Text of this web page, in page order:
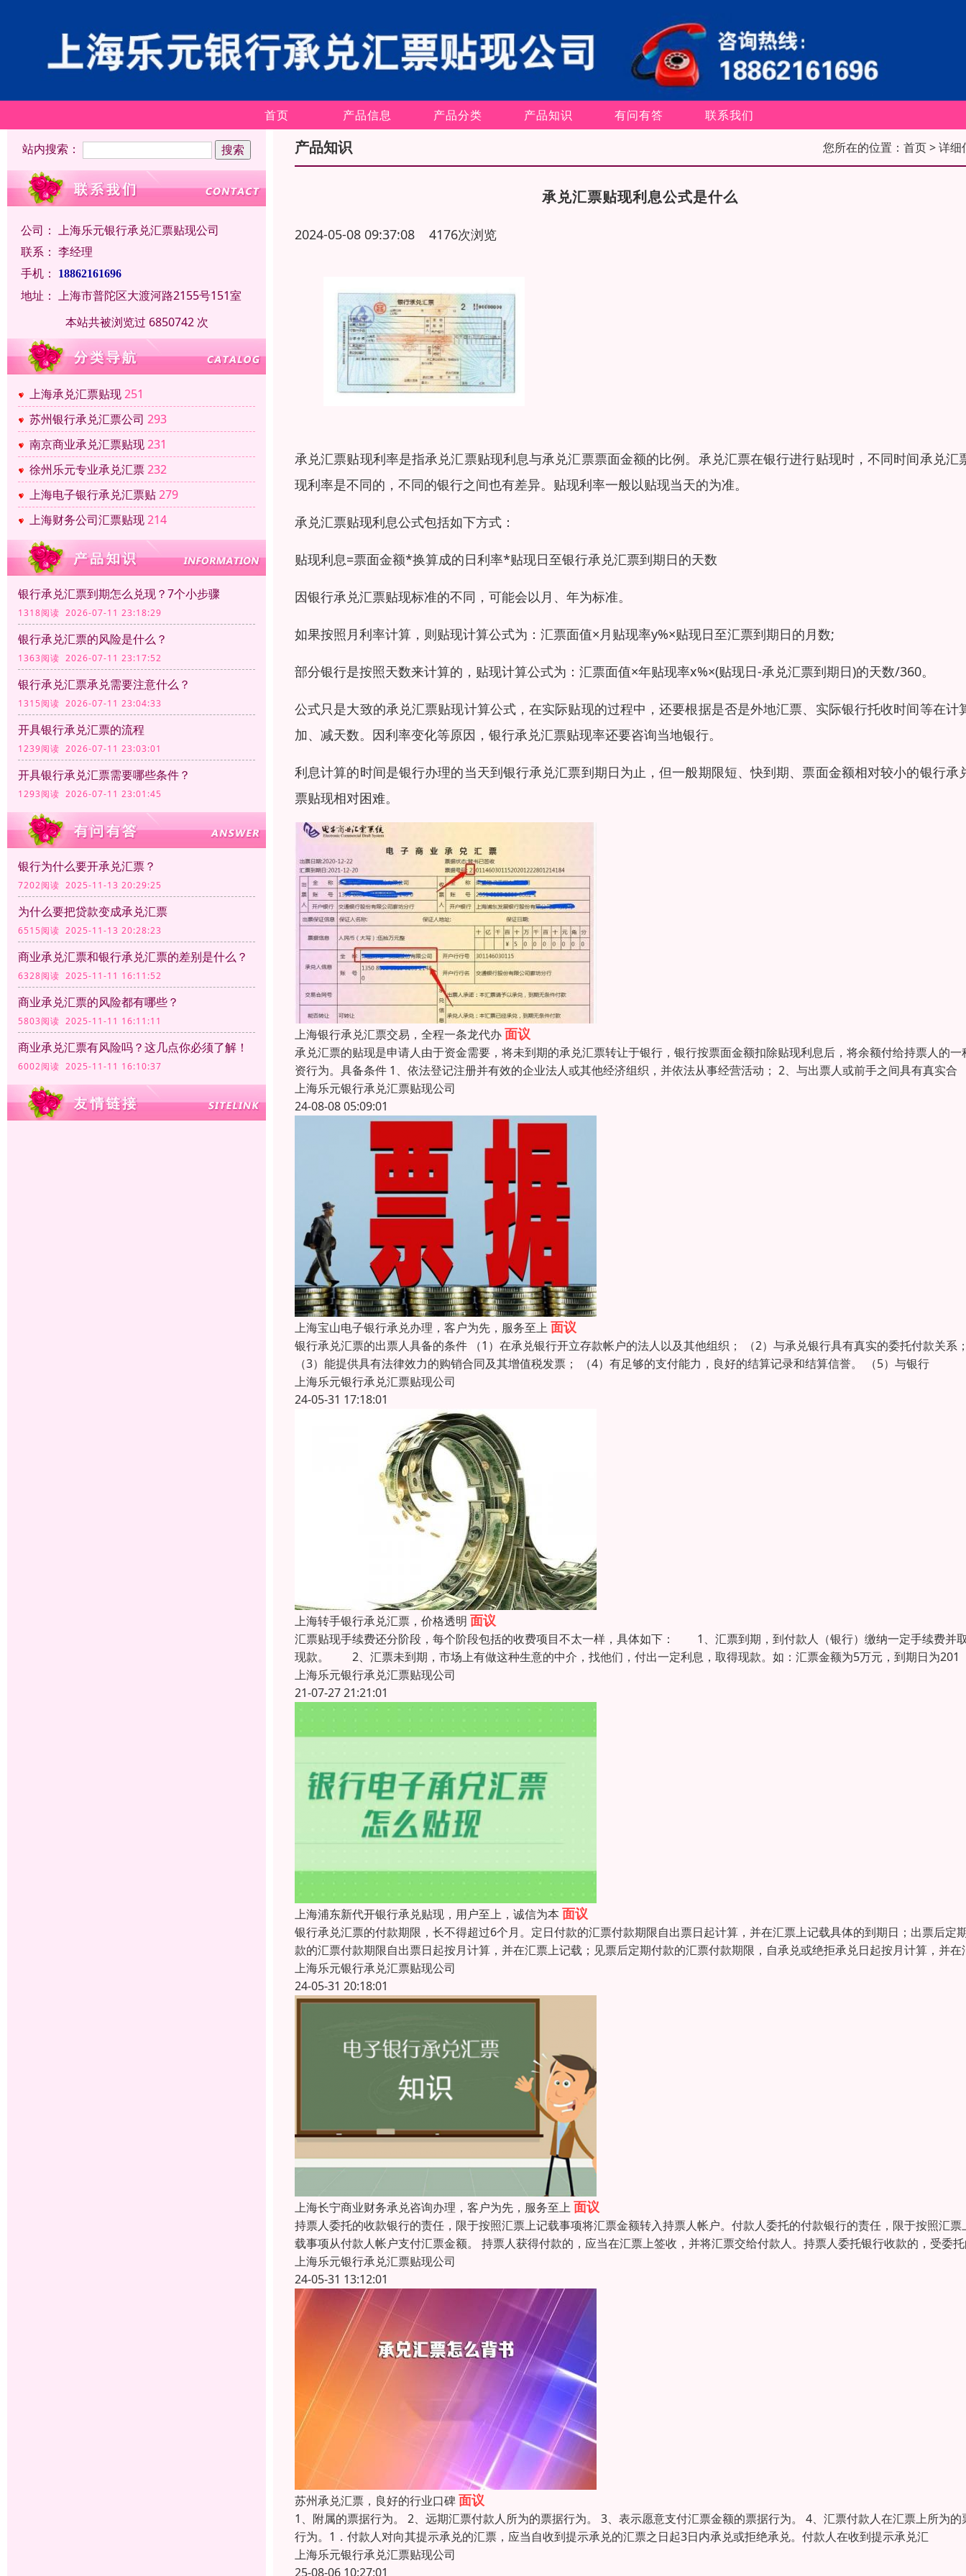
首页 产品信息 产品分类 产品知识 有问有答 联系我们
站内搜索：
公司： 上海乐元银行承兑汇票贴现公司
联系： 李经理
手机：
18862161696
地址： 上海市普陀区大渡河路2155号151室
本站共被浏览过 6850742 次
上海承兑汇票贴现251
苏州银行承兑汇票公司 293
南京商业承兑汇票贴现231
徐州乐元专业承兑汇票232
上海电子银行承兑汇票贴279
上海财务公司汇票贴现214
银行承兑汇票到期怎么兑现？7个小步骤
1318阅读 2026-07-11 23:18:29
银行承兑汇票的风险是什么？
1363阅读 2026-07-11 23:17:52
银行承兑汇票承兑需要注意什么？
1315阅读 2026-07-11 23:04:33
开具银行承兑汇票的流程
1239阅读 2026-07-11 23:03:01
开具银行承兑汇票需要哪些条件？
1293阅读 2026-07-11 23:01:45
银行为什么要开承兑汇票？
7202阅读 2025-11-13 20:29:25
为什么要把贷款变成承兑汇票
6515阅读 2025-11-13 20:28:23
商业承兑汇票和银行承兑汇票的差别是什么？
6328阅读 2025-11-11 16:11:52
商业承兑汇票的风险都有哪些？
5803阅读 2025-11-11 16:11:11
商业承兑汇票有风险吗？这几点你必须了解！
6002阅读 2025-11-11 16:10:37
产品知识 您所在的位置： 首页> 详细
承兑汇票贴现利息公式是什么
2024-05-08 09:37:08 4176次浏览
承兑汇票贴现利率是指承兑汇票贴现利息与承兑汇票票面金额的比例。承兑汇票在银行进行贴现时，不同时间承兑汇
现利率是不同的，不同的银行之间也有差异。贴现利率一般以贴现当天的为准。
承兑汇票贴现利息公式包括如下方式：
贴现利息=票面金额*换算成的日利率*贴现日至银行承兑汇票到期日的天数
因银行承兑汇票贴现标准的不同，可能会以月、年为标准。
如果按照月利率计算，则贴现计算公式为：汇票面值×月贴现率y%×贴现日至汇票到期日的月数;
部分银行是按照天数来计算的，贴现计算公式为：汇票面值×年贴现率x%×(贴现日-承兑汇票到期日)的天数/360。
公式只是大致的承兑汇票贴现计算公式，在实际贴现的过程中，还要根据是否是外地汇票、实际银行托收时间等在计
加、减天数。因利率变化等原因，银行承兑汇票贴现率还要咨询当地银行。
利息计算的时间是银行办理的当天到银行承兑汇票到期日为止，但一般期限短、快到期、票面金额相对较小的银行承
票贴现相对困难。
上海银行承兑汇票交易，全程一条龙代办面议
承兑汇票的贴现是申请人由于资金需要，将未到期的承兑汇票转让于银行，银行按票面金额扣除贴现利息后，将余额付给持票人的一
资行为。具备条件 1、依法登记注册并有效的企业法人或其他经济组织，并依法从事经营活动； 2、与出票人或前手之间具有真实合
上海乐元银行承兑汇票贴现公司
24-08-08 05:09:01
上海宝山电子银行承兑办理，客户为先，服务至上 面议
银行承兑汇票的出票人具备的条件 （1）在承兑银行开立存款帐户的法人以及其他组织； （2）与承兑银行具有真实的委托付款关系
（3）能提供具有法律效力的购销合同及其增值税发票； （4）有足够的支付能力，良好的结算记录和结算信誉。 （5）与银行
上海乐元银行承兑汇票贴现公司
24-05-31 17:18:01
上海转手银行承兑汇票，价格透明 面议
汇票贴现手续费还分阶段，每个阶段包括的收费项目不太一样，具体如下： 1、汇票到期，到付款人（银行）缴纳一定手续费并
现款。 2、汇票未到期，市场上有做这种生意的中介，找他们，付出一定利息，取得现款。如：汇票金额为5万元，到期日为201
上海乐元银行承兑汇票贴现公司
21-07-27 21:21:01
上海浦东新代开银行承兑贴现，用户至上，诚信为本 面议
银行承兑汇票的付款期限，长不得超过6个月。定日付款的汇票付款期限自出票日起计算，并在汇票上记载具体的到期日；出票后定
款的汇票付款期限自出票日起按月计算，并在汇票上记载；见票后定期付款的汇票付款期限，自承兑或绝拒承兑日起按月计算，并在
上海乐元银行承兑汇票贴现公司
24-05-31 20:18:01
上海长宁商业财务承兑咨询办理，客户为先，服务至上 面议
持票人委托的收款银行的责任，限于按照汇票上记载事项将汇票金额转入持票人帐户。付款人委托的付款银行的责任，限于按照汇票
载事项从付款人帐户支付汇票金额。 持票人获得付款的，应当在汇票上签收，并将汇票交给付款人。持票人委托银行收款的，受委
上海乐元银行承兑汇票贴现公司
24-05-31 13:12:01
苏州承兑汇票，良好的行业口碑面议
1、附属的票据行为。 2、远期汇票付款人所为的票据行为。 3、表示愿意支付汇票金额的票据行为。 4、汇票付款人在汇票上所为的
行为。1．付款人对向其提示承兑的汇票，应当自收到提示承兑的汇票之日起3日内承兑或拒绝承兑。付款人在收到提示承兑汇
上海乐元银行承兑汇票贴现公司
25-08-06 10:27:01